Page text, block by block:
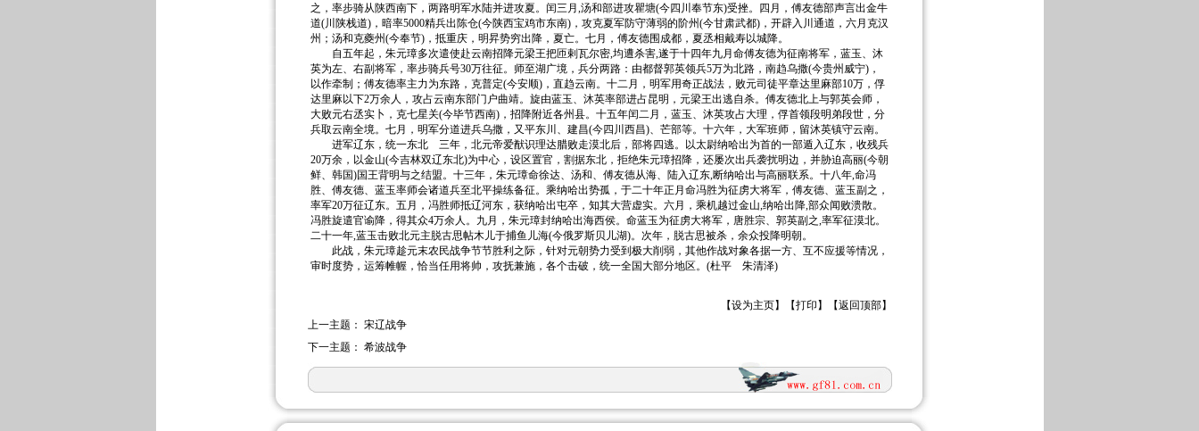
之，率步骑从陕西南下，两路明军水陆并进攻夏。闰三月,汤和部进攻瞿塘(今四川奉节东)受挫。四月，傅友德部声言出金牛
道(川陕栈道)，暗率5000精兵出陈仓(今陕西宝鸡市东南)，攻克夏军防守薄弱的阶州(今甘肃武都)，开辟入川通道，六月克汉
州；汤和克夔州(今奉节)，抵重庆，明昇势穷出降，夏亡。七月，傅友德围成都，夏丞相戴寿以城降。
自五年起，朱元璋多次遣使赴云南招降元梁王把匝剌瓦尔密,均遭杀害,遂于十四年九月命傅友德为征南将军，蓝玉、沐
英为左、右副将军，率步骑兵号30万往征。师至湖广境，兵分两路：由都督郭英领兵5万为北路，南趋乌撒(今贵州威宁)，
以作牵制；傅友德率主力为东路，克普定(今安顺)，直趋云南。十二月，明军用奇正战法，败元司徒平章达里麻部10万，俘
达里麻以下2万余人，攻占云南东部门户曲靖。旋由蓝玉、沐英率部进占昆明，元梁王出逃自杀。傅友德北上与郭英会师，
大败元右丞实卜，克七星关(今毕节西南)，招降附近各州县。十五年闰二月，蓝玉、沐英攻占大理，俘首领段明弟段世，分
兵取云南全境。七月，明军分道进兵乌撒，又平东川、建昌(今四川西昌)、芒部等。十六年，大军班师，留沐英镇守云南。
进军辽东，统一东北 三年，北元帝爱猷识理达腊败走漠北后，部将四逃。以太尉纳哈出为首的一部遁入辽东，收残兵
20万余，以金山(今吉林双辽东北)为中心，设区置官，割据东北，拒绝朱元璋招降，还屡次出兵袭扰明边，并胁迫高丽(今朝
鲜、韩国)国王背明与之结盟。十三年，朱元璋命徐达、汤和、傅友德从海、陆入辽东,断纳哈出与高丽联系。十八年,命冯
胜、傅友德、蓝玉率师会诸道兵至北平操练备征。乘纳哈出势孤，于二十年正月命冯胜为征虏大将军，傅友德、蓝玉副之，
率军20万征辽东。五月，冯胜师抵辽河东，获纳哈出屯卒，知其大营虚实。六月，乘机越过金山,纳哈出降,部众闻败溃散。
冯胜旋遣官谕降，得其众4万余人。九月，朱元璋封纳哈出海西侯。命蓝玉为征虏大将军，唐胜宗、郭英副之,率军征漠北。
二十一年,蓝玉击败北元主脱古思帖木儿于捕鱼儿海(今俄罗斯贝儿湖)。次年，脱古思被杀，余众投降明朝。
此战，朱元璋趁元末农民战争节节胜利之际，针对元朝势力受到极大削弱，其他作战对象各据一方、互不应援等情况，
审时度势，运筹帷幄，恰当任用将帅，攻抚兼施，各个击破，统一全国大部分地区。(杜平 朱清泽)
【设为主页】【打印 】【返回顶部】
上一主题： 宋辽战争
下一主题： 希波战争